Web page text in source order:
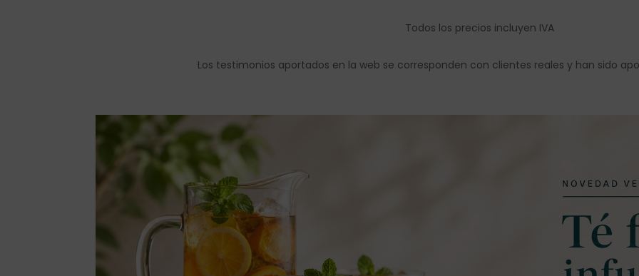
Todos los precios incluyen IVA
Los testimonios aportados en la web se corresponden con clientes reales y han sido